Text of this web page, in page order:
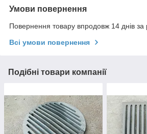
Умови повернення
Повернення товару впродовж 14 днів за
Всі умови повернення
Подібні товари компанії